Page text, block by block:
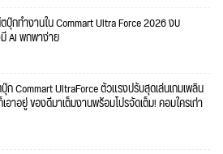
ตบุ๊กทำงานใน Commart Ultra Force 2026 งบ
AI พกพาง่าย
ก Commart UltraForce ตัวแรงปรับสุดเล่นเกมเพลิน
อาอยู่ ของดีมาเต็มงานพร้อมโปรจัดเต็ม! คอมใครเก่า